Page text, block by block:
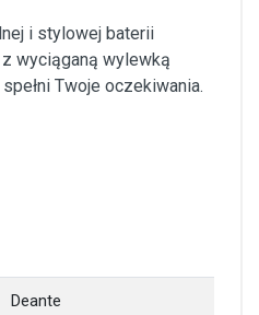
i stylowej baterii
wyciąganą wylewką
Twoje oczekiwania.
Deante